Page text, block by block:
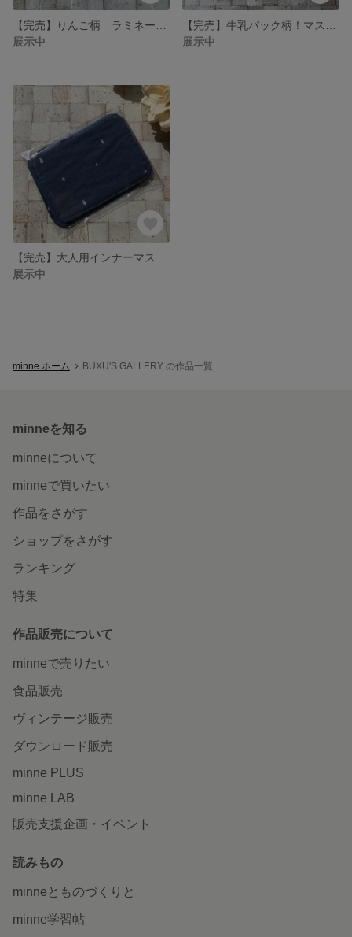
展示中
展示中
展示中
minne ホーム BUXU'S GALLERY の作品一覧
minneを知る
minneについて
minneで買いたい
作品をさがす
ショップをさがす
ランキング
特集
作品販売について
minneで売りたい
食品販売
ヴィンテージ販売
ダウンロード販売
minne PLUS
minne LAB
販売支援企画・イベント
読みもの
minneとものづくりと
minne学習帖